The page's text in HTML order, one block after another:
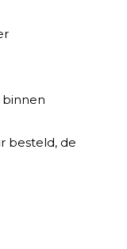
binnen
besteld, de